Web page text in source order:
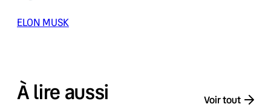
ELON MUSK
À lire aussi Voir tout